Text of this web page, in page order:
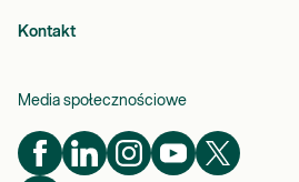
Kontakt
Media społecznościowe